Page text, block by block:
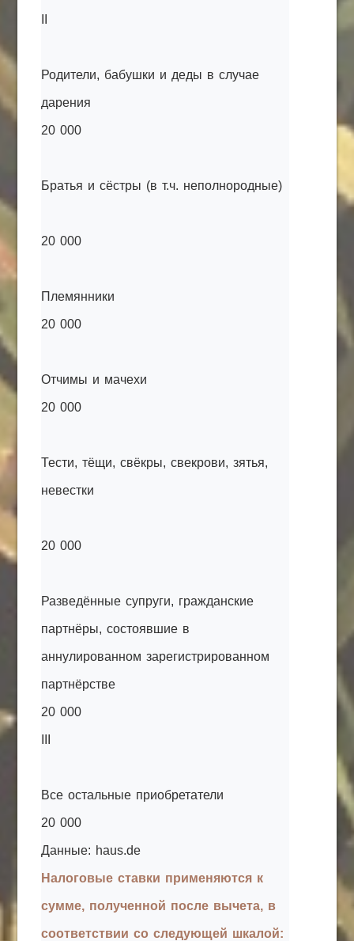
Родители, бабушки и деды в случае
дарения
20 000
Братья и сёстры (в т.ч. неполнородные)
20 000
Племянники
20 000
Отчимы и мачехи
20 000
Тести, тёщи, свёкры, свекрови, зятья,
невестки
20 000
Разведённые супруги, гражданские
партнёры, состоявшие в
аннулированном зарегистрированном
партнёрстве
20 000
Все остальные приобретатели
20 000
Данные: haus.de
Налоговые ставки применяются к
сумме, полученной после вычета, в
соответствии со следующей шкалой: